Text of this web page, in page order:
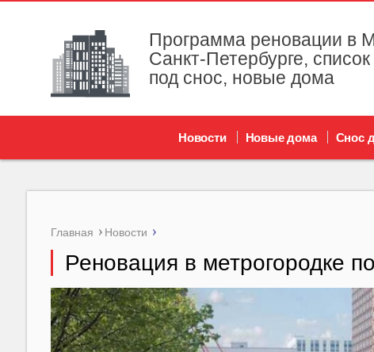
Программа реновации в
Санкт-Петербурге,
под снос, новые дома
Новости Новые дома Снос
Главная Новости
Реновация в метрогородке